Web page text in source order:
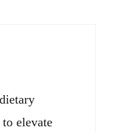
elevate